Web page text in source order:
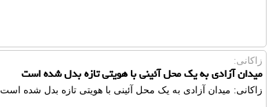
زاکانی:
میدان آزادی به یک محل آئینی با هویتی تازه بدل شده است
زاکانی: میدان آزادی به یک محل آئینی با هویتی تازه بدل شده است